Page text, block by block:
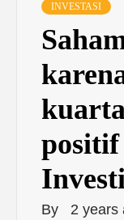
INVESTASI
positif
By 2 years